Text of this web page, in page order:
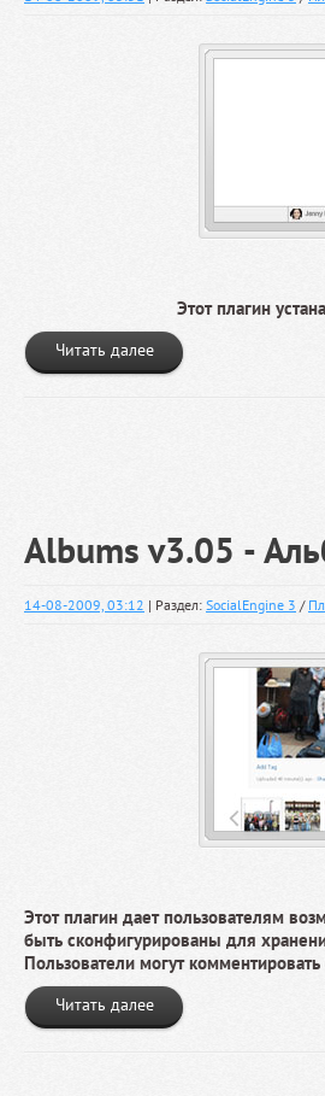
Этот плагин
Читать далее
Albums v3.05 -
14-08-2009, 03:12 | Раздел: SocialEngine 3 /
Этот плагин дает пользователям
быть сконфигурированы для
Пользователи могут
Читать далее